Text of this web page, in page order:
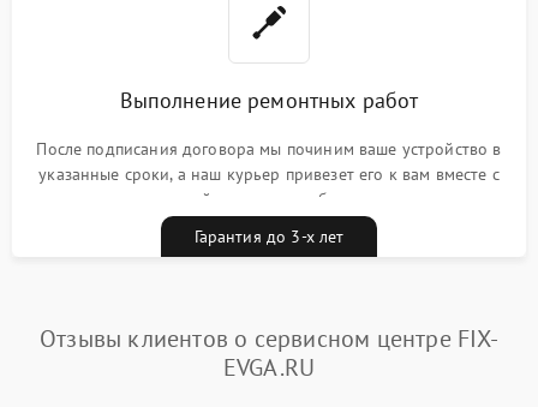
Выполнение ремонтных работ
После подписания договора мы починим ваше устройство в
указанные сроки, а наш курьер привезет его к вам вместе с
гарантийным талоном бесплатно
Гарантия до 3-х лет
Отзывы клиентов о сервисном центре FIX-
EVGA.RU